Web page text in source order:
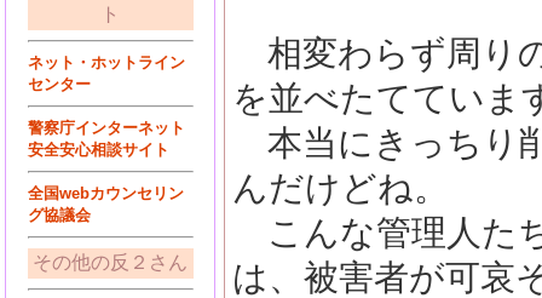
ト
ネット・ホットライン
センター
警察庁インターネット
安全安心相談サイト
全国webカウンセリン
グ協議会
その他の反２さん
相変わらず周り
を並べたてていま
本当にきっちり
んだけどね。
こんな管理人た
は、被害者が可哀